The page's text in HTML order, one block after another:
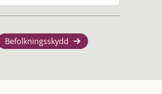
Befolkningsskydd